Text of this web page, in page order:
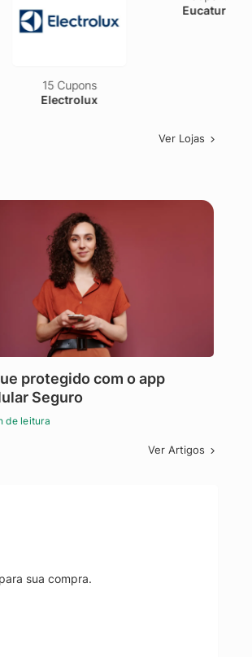
15 Cupons
Electrolux
Ver Lojas
protegido com o app
Seguro
de leitura
Ver Artigos
sua compra.